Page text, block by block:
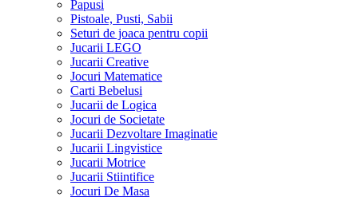
Papusi
Pistoale, Pusti, Sabii
Seturi de joaca pentru copii
Jucarii LEGO
Jucarii Creative
Jocuri Matematice
Carti Bebelusi
Jucarii de Logica
Jocuri de Societate
Jucarii Dezvoltare Imaginatie
Jucarii Lingvistice
Jucarii Motrice
Jucarii Stiintifice
Jocuri De Masa